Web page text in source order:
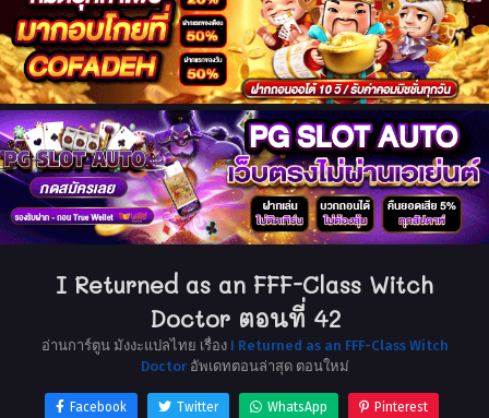
I Returned as an FFF-Class Witch
Doctor ตอนที่ 42
อ่านการ์ตูน มังงะแปลไทย เรื่อง I Returned as an FFF-Class Witch
Doctorอัพเดทตอนล่าสุด ตอนใหม่
Facebook Twitter WhatsApp Pinterest